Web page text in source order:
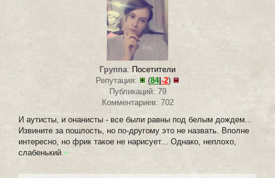
Группа: Посетители
Репутация:
(84| -2)
Публикаций: 79
Комментариев: 702
И аутисты, и онанисты - все были равны под белым дождем...
Извините за пошлость, но по-другому это не назвать. Вполне
интересно, но фрик такое не нарисует... Однако, неплохо,
слабенький +